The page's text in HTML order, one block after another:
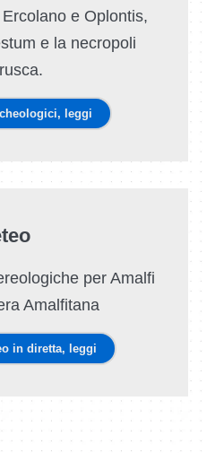
e Oplontis,
e la necropoli
leggi
per Amalfi
Amalfitana
in diretta, leggi